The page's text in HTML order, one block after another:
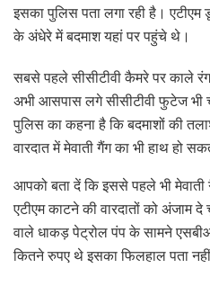
इसका पुलिस पता लगा रही है।
के अंधेरे में बदमाश यहां पर पहुंचे थे।
सबसे पहले सीसीटीवी कैमरे पर काले
अभी आसपास लगे सीसीटीवी फुटेज
पुलिस का कहना है कि बदमाशों की
वारदात में मेवाती गैंग का भी हाथ हो
आपको बता दें कि इससे पहले भी मेवाती
एटीएम काटने की वारदातों को अंजाम
वाले धाकड़ पेट्रोल पंप के सामने
कितने रुपए थे इसका फिलहाल पता